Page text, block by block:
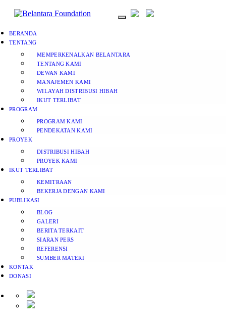
BERANDA
TENTANG
MEMPERKENALKAN BELANTARA
TENTANG KAMI
DEWAN KAMI
MANAJEMEN KAMI
WILAYAH DISTRIBUSI HIBAH
IKUT TERLIBAT
PROGRAM
PROGRAM KAMI
PENDEKATAN KAMI
PROYEK
DISTRIBUSI HIBAH
PROYEK KAMI
IKUT TERLIBAT
KEMITRAAN
BEKERJA DENGAN KAMI
PUBLIKASI
BLOG
GALERI
BERITA TERKAIT
SIARAN PERS
REFERENSI
SUMBER MATERI
KONTAK
DONASI